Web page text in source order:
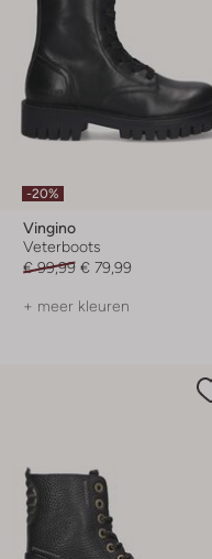
-20%
Vingino
Veterboots
€ 99,99 € 79,99
+ meer kleuren